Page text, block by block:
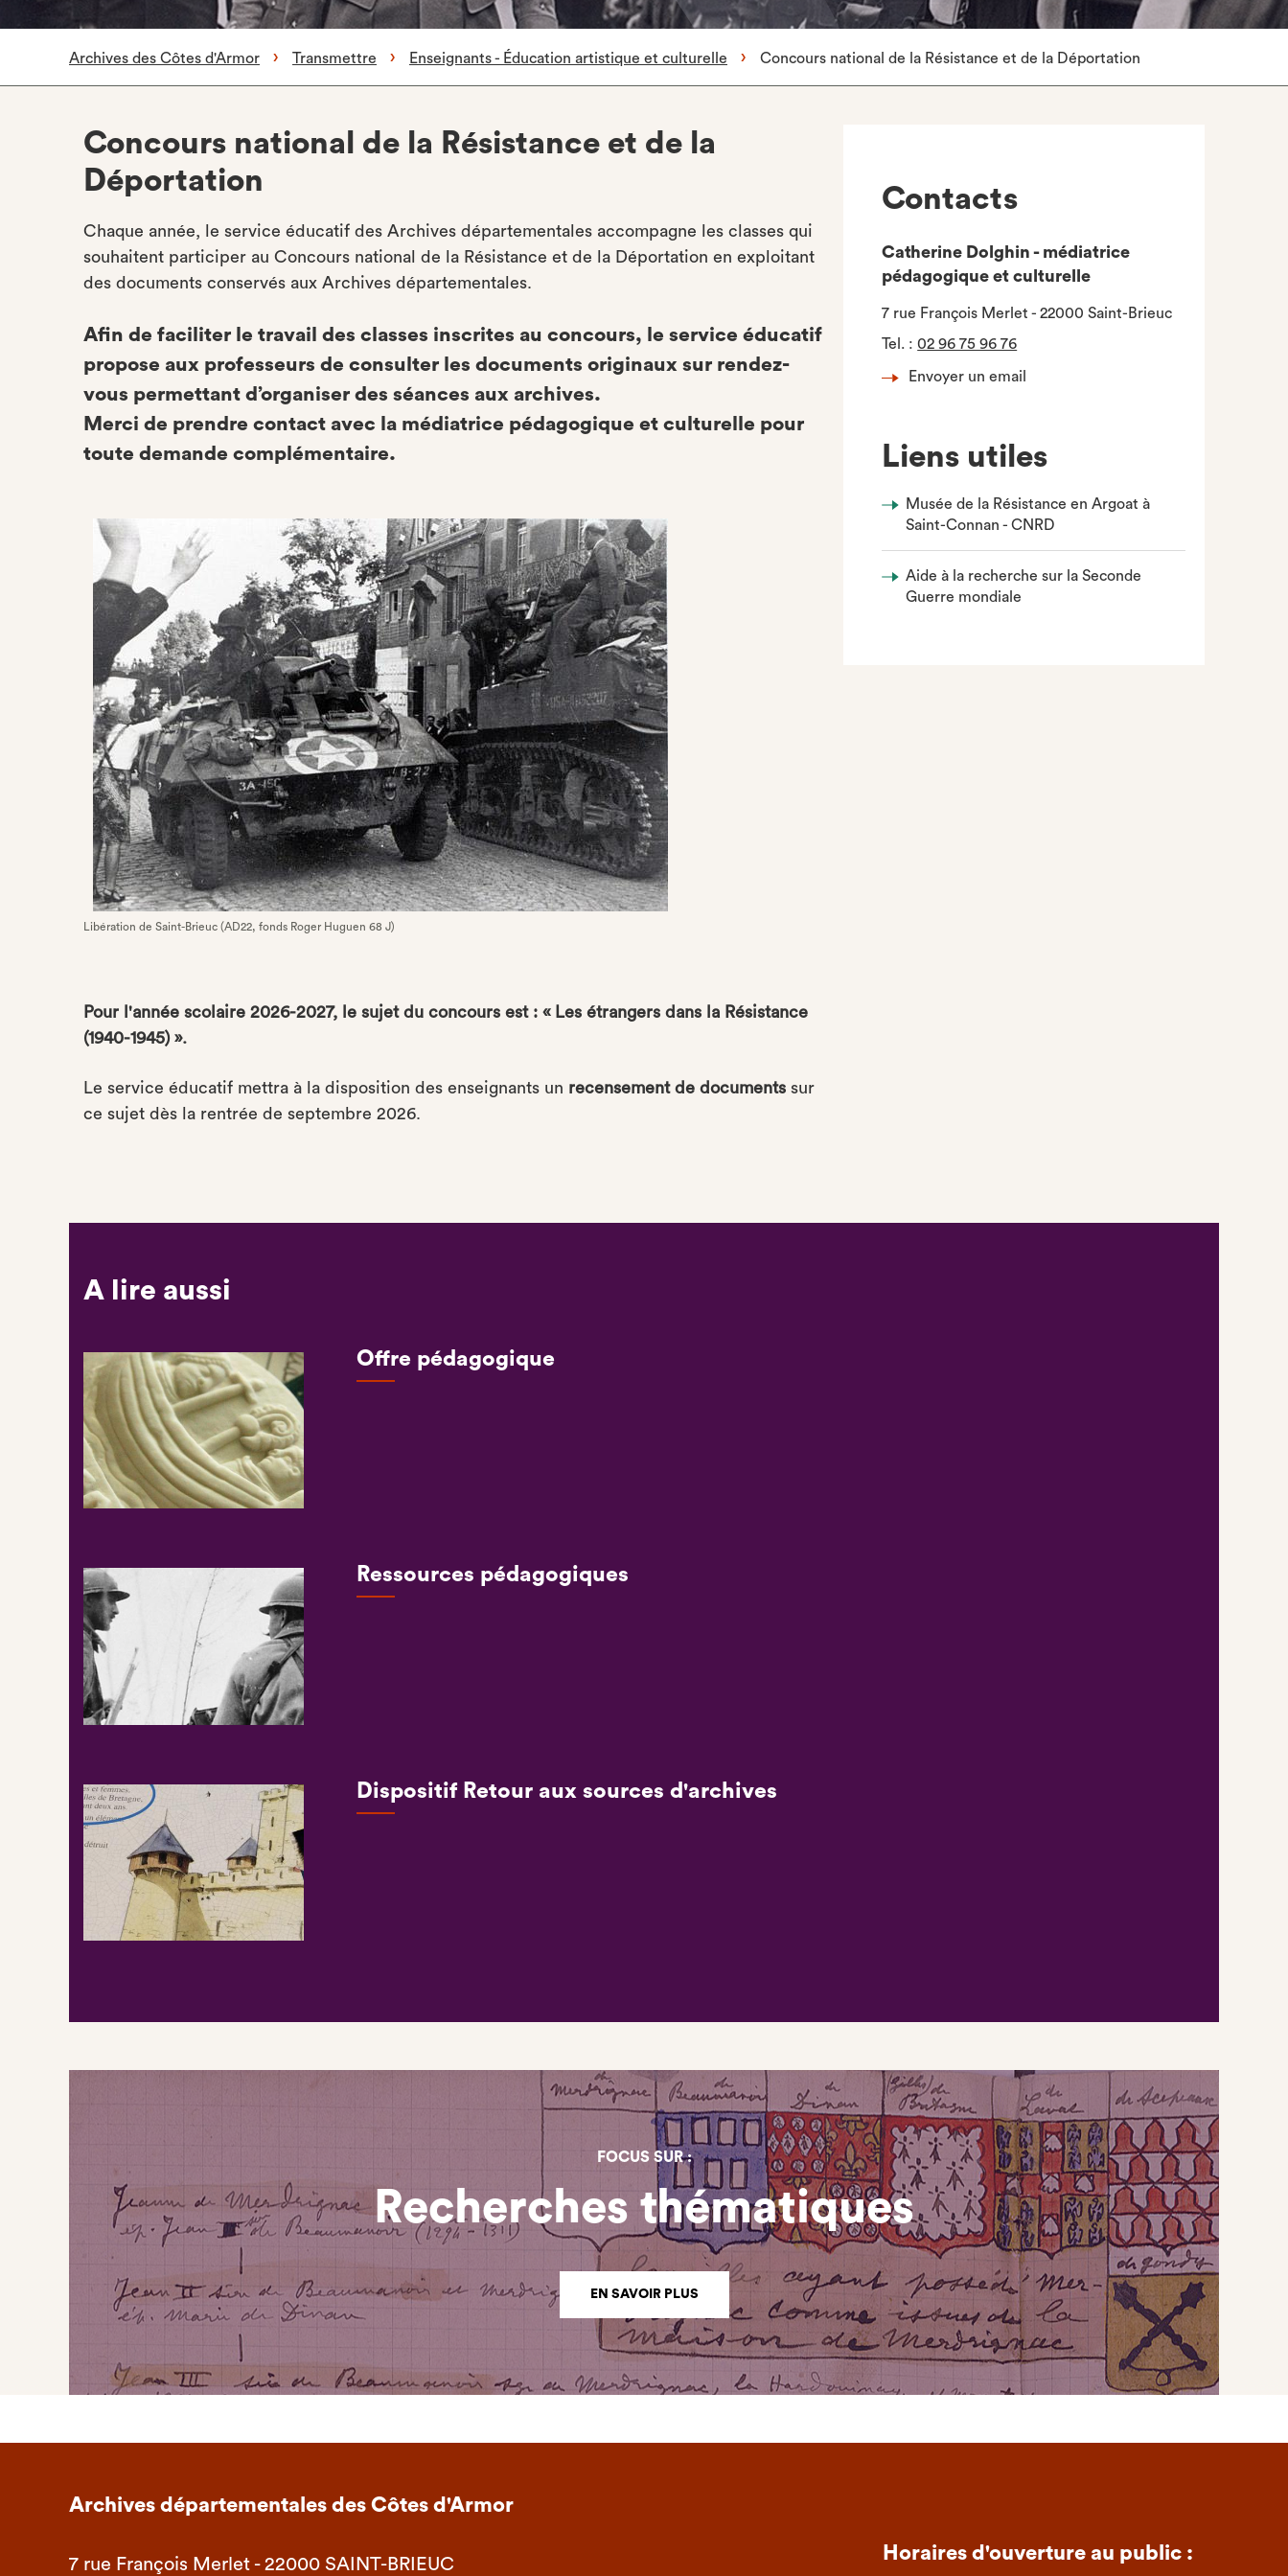
Archives des Côtes d'Armor Transmettre Enseignants - Éducation artistique et culturelle Concours national de la Résistance et de la Déportation
Concours national de la Résistance et de la
Déportation
Chaque année, le service éducatif des Archives départementales accompagne les classes qui
souhaitent participer au Concours national de la Résistance et de la Déportation en exploitant
des documents conservés aux Archives départementales.
Afin de faciliter le travail des classes inscrites au concours, le service éducatif
propose aux professeurs de consulter les documents originaux sur rendez-
vous permettant d’organiser des séances aux archives.
Merci de prendre contact avec la médiatrice pédagogique et culturelle pour
toute demande complémentaire.
Libération de Saint-Brieuc (AD22, fonds Roger Huguen 68 J)
Pour l'année scolaire 2026-2027, le sujet du concours est : « Les étrangers dans la Résistance
(1940-1945) ».
Le service éducatif mettra à la disposition des enseignants un recensement de documents sur
ce sujet dès la rentrée de septembre 2026.
Contacts
Catherine Dolghin - médiatrice
pédagogique et culturelle
7 rue François Merlet - 22000 Saint-Brieuc
Tel. :02 96 75 96 76
Envoyer un email
Liens utiles
Musée de la Résistance en Argoat à
Saint-Connan - CNRD
Aide à la recherche sur la Seconde
Guerre mondiale
A lire aussi
Offre pédagogique
Ressources pédagogiques
Dispositif Retour aux sources d'archives
FOCUS SUR :
Recherches thématiques
EN SAVOIR PLUS
Archives départementales des Côtes d'Armor
7 rue François Merlet - 22000 SAINT-BRIEUC
Horaires d'ouverture au public :